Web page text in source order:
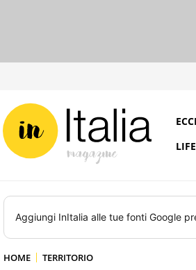
Aggiungi InItalia alle tue fonti Google
HOME TERRITORIO